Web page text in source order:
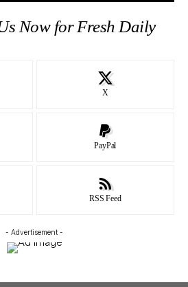
Now for Fresh Daily
X
PayPal
RSS Feed
- Advertisement -